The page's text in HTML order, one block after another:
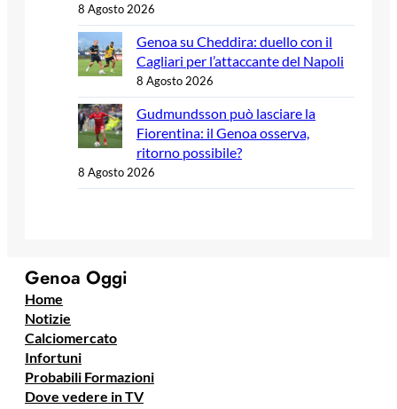
8 Agosto 2026
Genoa su Cheddira: duello con il
Cagliari per l’attaccante del Napoli
8 Agosto 2026
Gudmundsson può lasciare la
Fiorentina: il Genoa osserva,
ritorno possibile?
8 Agosto 2026
Genoa Oggi
Home
Notizie
Calciomercato
Infortuni
Probabili Formazioni
Dove vedere in TV